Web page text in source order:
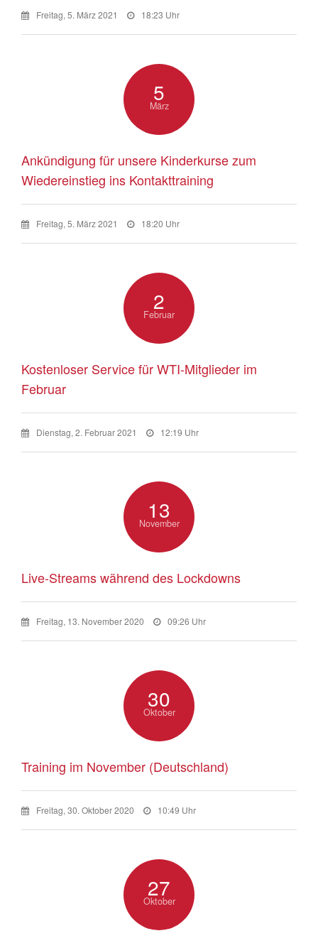
Freitag, 5. März 2021 18:23 Uhr
5
März
Ankündigung für unsere Kinderkurse zum
Wiedereinstieg ins Kontakttraining
Freitag, 5. März 2021 18:20 Uhr
2
Februar
Kostenloser Service für WTI-Mitglieder im
Februar
Dienstag, 2. Februar 2021 12:19 Uhr
13
November
Live-Streams während des Lockdowns
Freitag, 13. November 2020 09:26 Uhr
30
Oktober
Training im November (Deutschland)
Freitag, 30. Oktober 2020 10:49 Uhr
27
Oktober